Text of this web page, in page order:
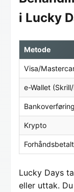
i Lucky
Metode
Visa/
e-Wallet
Bankoverføring
Krypto
Forhåndsbetalt
Lucky Days
eller uttak.